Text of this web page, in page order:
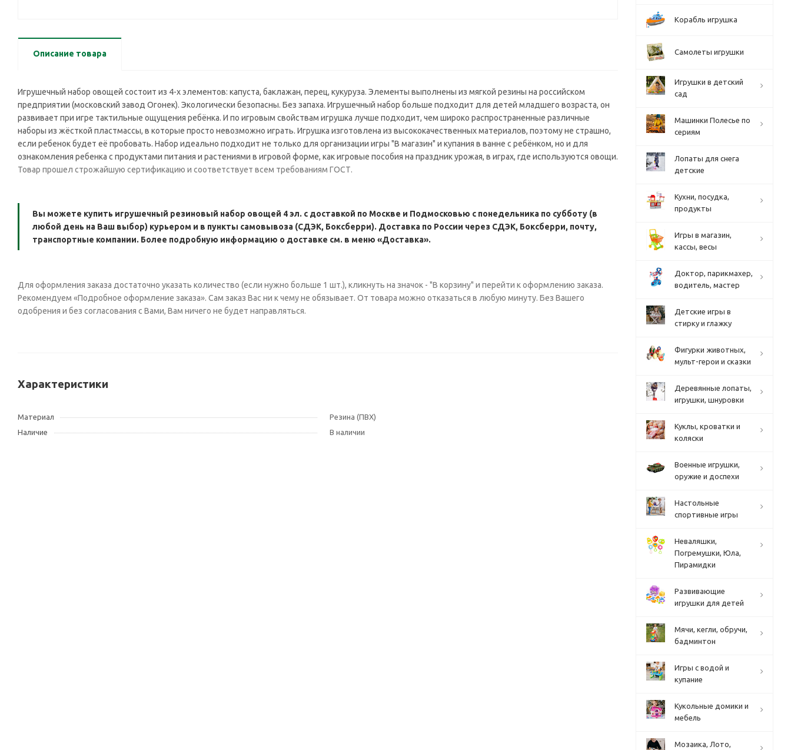
Описание товара
Игрушечный набор овощей состоит из 4-х элементов: капуста, баклажан, перец, кукуруза. Элементы выполнены из мягкой резины на российском
предприятии (московский завод Огонек). Экологически безопасны. Без запаха. Игрушечный набор больше подходит для детей младшего возраста, он
развивает при игре тактильные ощущения ребёнка. И по игровым свойствам игрушка лучше подходит, чем широко распространенные различные
наборы из жёсткой пластмассы, в которые просто невозможно играть. Игрушка изготовлена из высококачественных материалов, поэтому не страшно,
если ребенок будет её пробовать. Набор идеально подходит не только для организации игры "В магазин" и купания в ванне с ребёнком, но и для
ознакомления ребенка с продуктами питания и растениями в игровой форме, как игровые пособия на праздник урожая, в играх, где используются овощи.
Товар прошел строжайшую сертификацию и соответствует всем требованиям ГОСТ.
Вы можете купить игрушечный резиновый набор овощей 4 эл. с доставкой по Москве и Подмосковью с понедельника по субботу (в
любой день на Ваш выбор) курьером и в пункты самовывоза (СДЭК, Боксберри). Доставка по России через СДЭК, Боксберри, почту,
транспортные компании. Более подробную информацию о доставке см. в меню «Доставка».
Для оформления заказа достаточно указать количество (если нужно больше 1 шт.), кликнуть на значок - "В корзину" и перейти к оформлению заказа.
Рекомендуем «Подробное оформление заказа». Сам заказ Вас ни к чему не обязывает. От товара можно отказаться в любую минуту. Без Вашего
одобрения и без согласования с Вами, Вам ничего не будет направляться.
Характеристики
Материал
Резина (ПВХ)
Наличие
В наличии
Корабль игрушка
Самолеты игрушки
Игрушки в детский
сад
Машинки Полесье по
сериям
Лопаты для снега
детские
Кухни, посудка,
продукты
Игры в магазин,
кассы, весы
Доктор, парикмахер,
водитель, мастер
Детские игры в
стирку и глажку
Фигурки животных,
мульт-герои и сказки
Деревянные лопаты,
игрушки, шнуровки
Куклы, кроватки и
коляски
Военные игрушки,
оружие и доспехи
Настольные
спортивные игры
Неваляшки,
Погремушки, Юла,
Пирамидки
Развивающие
игрушки для детей
Мячи, кегли, обручи,
бадминтон
Игры с водой и
купание
Кукольные домики и
мебель
Мозаика, Лото,